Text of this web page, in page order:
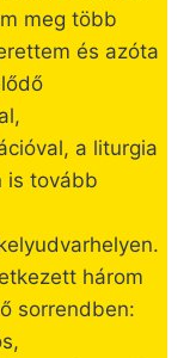
meg több
és azóta
a liturgia
is tovább
három
sorrendben: